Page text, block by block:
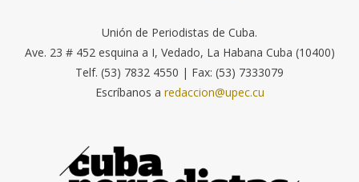
Unión de Periodistas de Cuba.
Ave. 23 # 452 esquina a I, Vedado, La Habana Cuba (10400)
Telf. (53) 7832 4550 | Fax: (53) 7333079
Escríbanos a redaccion@upec.cu